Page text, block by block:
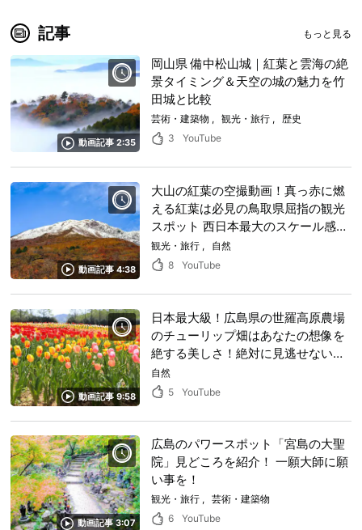
記事 もっと見る
動画記事 2:35
岡山県 備中松山城｜紅葉と雲海の絶
景タイミング＆天空の城の魅力を竹
田城と比較
芸術・建築物 観光・旅行
歴史
3
YouTube
動画記事 4:38
大山の紅葉の空撮動画！真っ赤に燃
える紅葉は必見の鳥取県屈指の観光
スポット 西日本最大のスケール感を
満喫！
観光・旅行
自然
8
YouTube
動画記事 9:58
日本最大級！広島県の世羅高原農場
のチューリップ畑はあなたの想像を
絶する美しさ！絶対に見逃せない色
鮮やかな光景は一生忘れられない思
い出の景色になるでしょう。
自然
5
YouTube
動画記事 3:07
広島のパワースポット「宮島の大聖
院」見どころを紹介！ 一願大師に願
い事を！
観光・旅行
芸術・建築物
6
YouTube